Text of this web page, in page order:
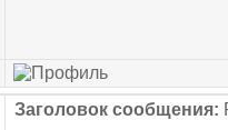
Заголовок сообщения: